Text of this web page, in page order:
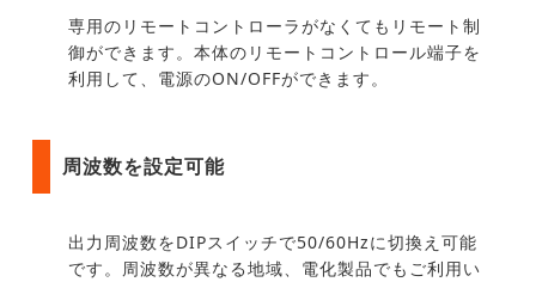
専用のリモートコントローラがなくてもリモート制
御ができます。本体のリモートコントロール端子を
利用して、電源のON/OFFができます。
周波数を設定可能
出力周波数をDIPスイッチで50/60Hzに切換え可能
です。周波数が異なる地域、電化製品でもご利用い